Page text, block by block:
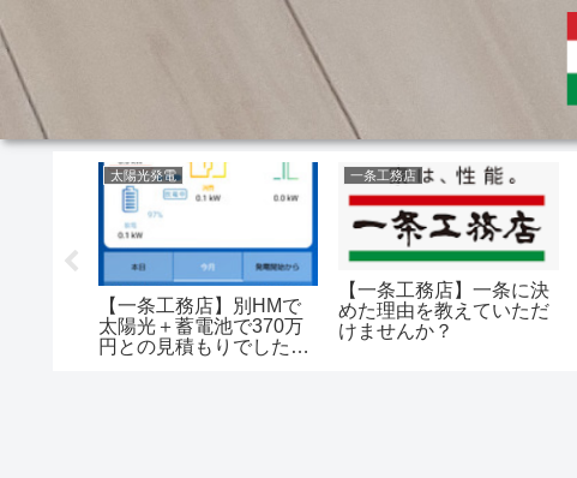
太陽光発電
【一条工務店】別HMで
太陽光＋蓄電池で370万
円との見積もりでした。
一条工務店
【一条工務店】一条に決
めた理由を教えていただ
けませんか？